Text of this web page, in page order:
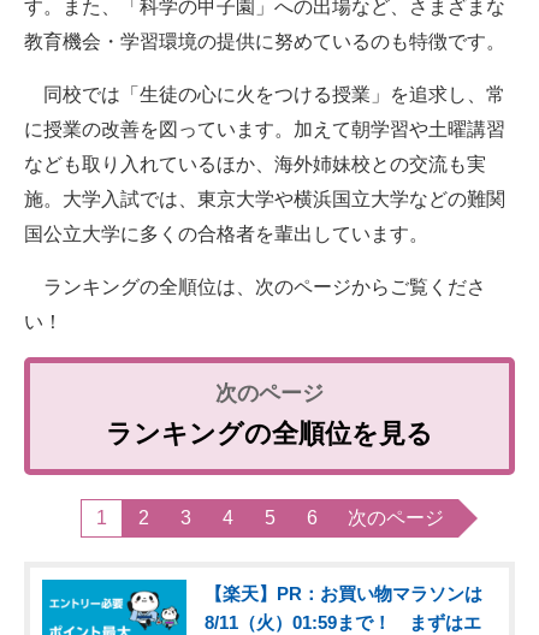
す。また、「科学の甲子園」への出場など、さまざまな
教育機会・学習環境の提供に努めているのも特徴です。
同校では「生徒の心に火をつける授業」を追求し、常
に授業の改善を図っています。加えて朝学習や土曜講習
なども取り入れているほか、海外姉妹校との交流も実
施。大学入試では、東京大学や横浜国立大学などの難関
国公立大学に多くの合格者を輩出しています。
ランキングの全順位は、次のページからご覧くださ
い！
ランキングの全順位を見る
1 2 3 4 5 6 次のページ
【楽天】PR：お買い物マラソンは
8/11（火）01:59まで！ まずはエ